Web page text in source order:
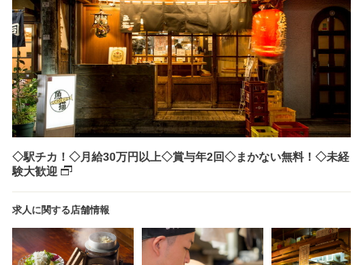
◇駅チカ！◇月給30万円以上◇賞与年2回◇まかない無料！◇未経
験大歓迎
求人に関する店舗情報